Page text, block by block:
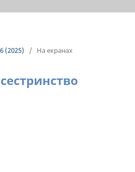
(2025) / На екранах